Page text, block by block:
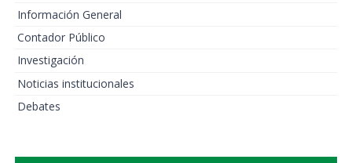
Información General
Contador Público
Investigación
Noticias institucionales
Debates